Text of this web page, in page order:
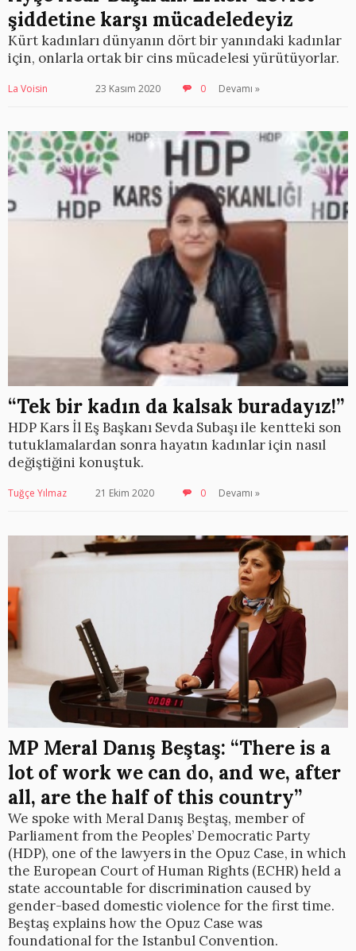
şiddetine karşı mücadeledeyiz
Kürt kadınları dünyanın dört bir yanındaki kadınlar
için, onlarla ortak bir cins mücadelesi yürütüyorlar.
La Voisin 23 Kasım 2020 0 Devamı »
“Tek bir kadın da kalsak buradayız!”
HDP Kars İl Eş Başkanı Sevda Subaşı ile kentteki son
tutuklamalardan sonra hayatın kadınlar için nasıl
değiştiğini konuştuk.
Tuğçe Yılmaz 21 Ekim 2020 0 Devamı »
MP Meral Danış Beştaş: “There is a
lot of work we can do, and we, after
all, are the half of this country”
We spoke with Meral Danış Beştaş, member of
Parliament from the Peoples’ Democratic Party
(HDP), one of the lawyers in the Opuz Case, in which
the European Court of Human Rights (ECHR) held a
state accountable for discrimination caused by
gender-based domestic violence for the first time.
Beştaş explains how the Opuz Case was
foundational for the Istanbul Convention.